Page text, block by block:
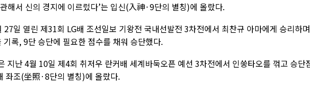
해서 신의 경지에 이르렀다’는 입신(入神·9단의 별칭)에 올랐다.
27일 열린 제31회 LG배 조선일보 기왕전 국내선발전 3차전에서 최찬규 아마에게 승리하며
록, 9단 승단에 필요한 점수를 채워 승단했다.
지난 4월 10일 제4회 취저우 란커배 세계바둑오픈 예선 3차전에서 인쑹타오를 꺾고 승단
좌조(坐照·8단의 별칭)에 올랐다.